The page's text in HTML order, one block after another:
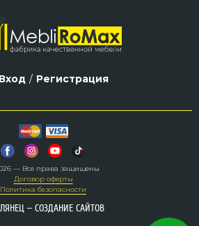
Вход / Регистрация
— Все права защищены
Договор оферты
Политика безопасности
– СОЗДАНИЕ САЙТОВ
– СОЗДАНИЕ САЙТОВ